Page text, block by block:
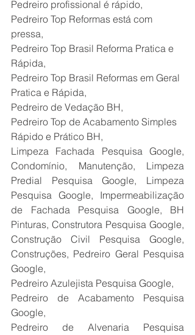
Pedreiro profissional é rápido,
Pedreiro Top Reformas está com
pressa,
Pedreiro Top Brasil Reforma Pratica e
Rápida,
Pedreiro Top Brasil Reformas em Geral
Pratica e Rápida,
Pedreiro de Vedação BH,
Pedreiro Top de Acabamento Simples
Rápido e Prático BH,
Limpeza Fachada Pesquisa Google,
Condomínio, Manutenção, Limpeza
Predial Pesquisa Google, Limpeza
Pesquisa Google, Impermeabilização
de Fachada Pesquisa Google, BH
Pinturas, Construtora Pesquisa Google,
Construção Civil Pesquisa Google,
Construções, Pedreiro Geral Pesquisa
Google,
Pedreiro Azulejista Pesquisa Google,
Pedreiro de Acabamento Pesquisa
Google,
Pedreiro de Alvenaria Pesquisa